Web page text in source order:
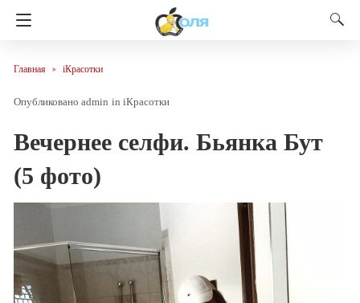
Главная iКрасотки
admin in iКрасотки
Вечернее селфи. Бьянка Бут
(5 фото)